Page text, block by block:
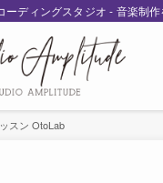
ーディングスタジオ - 音楽制
スン OtoLab